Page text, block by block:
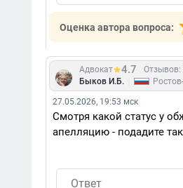
Оценка автора вопроса:
Адвокат 4.7
Отзывов:
Быков И.Б.
27.05.2026, 19:53 мск
Смотря какой статус у
апелляцию - подадите